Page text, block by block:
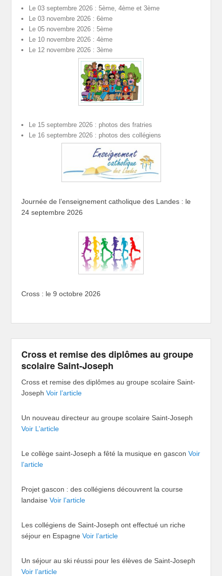
Le 03 septembre 2026 : 5ème, 4ème et 3ème
Le 03 novembre 2026 : 6ème
Le 05 novembre 2026 : 5ème
Le 10 novembre 2026 : 4ème
Le 12 novembre 2026 : 3ème
Le 15 septembre 2026 : photos des fratries
Le 16 septembre 2026 : photos des collégiens
Journée de l’enseignement catholique des Landes : le
24 septembre 2026
Cross : le 9 octobre 2026
Cross et remise des diplômes au groupe
scolaire Saint-Joseph
Cross et remise des diplômes au groupe scolaire Saint-
JosephVoir l’article
Un nouveau directeur au groupe scolaire Saint-Joseph
Voir L’article
Le collège saint-Joseph a fêté la musique en gascon Voir
l’article
Projet gascon : des collégiens découvrent la course
landaiseVoir l’article
Les collégiens de Saint-Joseph ont effectué un riche
séjour en EspagneVoir l’article
Un séjour au ski réussi pour les élèves de Saint-Joseph
Voir l’article